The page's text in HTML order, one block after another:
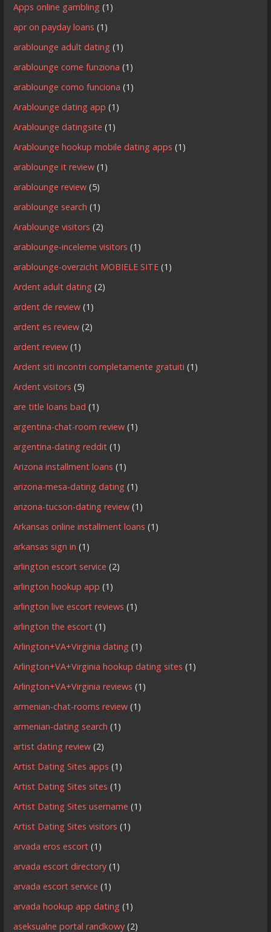
Apps online gambling (1)
apr on payday loans (1)
arablounge adult dating (1)
arablounge come funziona (1)
arablounge como funciona (1)
Arablounge dating app (1)
Arablounge datingsite (1)
Arablounge hookup mobile dating apps (1)
arablounge it review (1)
arablounge review (5)
arablounge search (1)
Arablounge visitors (2)
arablounge-inceleme visitors (1)
arablounge-overzicht MOBIELE SITE (1)
Ardent adult dating (2)
ardent de review (1)
ardent es review (2)
ardent review (1)
Ardent siti incontri completamente gratuiti (1)
Ardent visitors (5)
are title loans bad (1)
argentina-chat-room review (1)
argentina-dating reddit (1)
Arizona installment loans (1)
arizona-mesa-dating dating (1)
arizona-tucson-dating review (1)
Arkansas online installment loans (1)
arkansas sign in (1)
arlington escort service (2)
arlington hookup app (1)
arlington live escort reviews (1)
arlington the escort (1)
Arlington+VA+Virginia dating (1)
Arlington+VA+Virginia hookup dating sites (1)
Arlington+VA+Virginia reviews (1)
armenian-chat-rooms review (1)
armenian-dating search (1)
artist dating review (2)
Artist Dating Sites apps (1)
Artist Dating Sites sites (1)
Artist Dating Sites username (1)
Artist Dating Sites visitors (1)
arvada eros escort (1)
arvada escort directory (1)
arvada escort service (1)
arvada hookup app dating (1)
aseksualne portal randkowy (2)